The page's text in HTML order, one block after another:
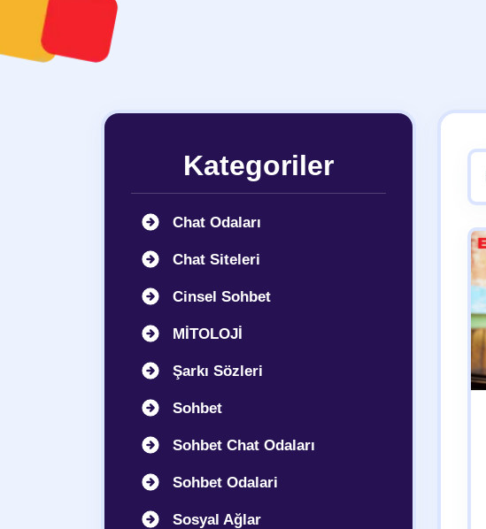
Kategoriler
Chat Odaları
Chat Siteleri
Cinsel Sohbet
MİTOLOJİ
Şarkı Sözleri
Sohbet
Sohbet Chat Odaları
Sohbet Odalari
Sosyal Ağlar